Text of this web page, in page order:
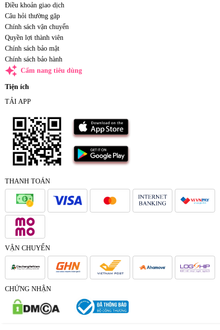
Điều khoản giao dịch
Câu hỏi thường gặp
Chính sách vận chuyển
Quyền lợi thành viên
Chính sách bảo mật
Chính sách bảo hành
auto_awesome Cẩm nang tiêu dùng
Tiện ích
TẢI APP
THANH TOÁN
VẬN CHUYỂN
CHỨNG NHẬN